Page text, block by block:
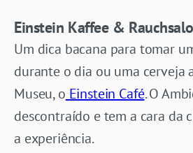
Einstein Kaffee &
Um dica bacana para tomar
durante o dia ou uma cerveja
Museu, o Einstein Café. O
descontraído e tem a cara da
a experiência.